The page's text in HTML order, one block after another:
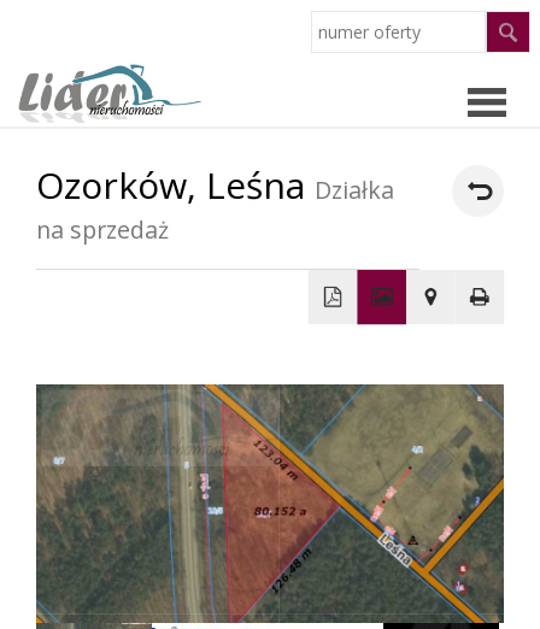
Strona
firmie
Ozorków, Leśna Działka
na sprzedaż
−